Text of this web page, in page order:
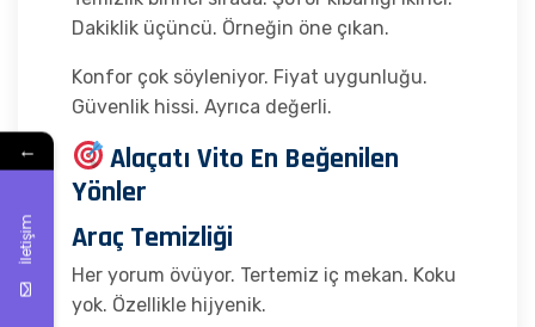
Dakiklik üçüncü. Örneğin öne çıkan.
Konfor çok söyleniyor. Fiyat uygunluğu.
Güvenlik hissi. Ayrıca değerli.
Alaçatı Vito En Beğenilen
Yönler
Araç Temizliği
Her yorum övüyor. Tertemiz iç mekan. Koku
yok. Özellikle hijyenik.
←
İletişim